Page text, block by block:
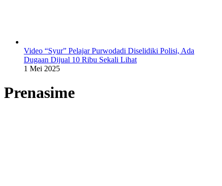
Video “Syur” Pelajar Purwodadi Diselidiki Polisi, Ada
Dugaan Dijual 10 Ribu Sekali Lihat
1 Mei 2025
Prenasime